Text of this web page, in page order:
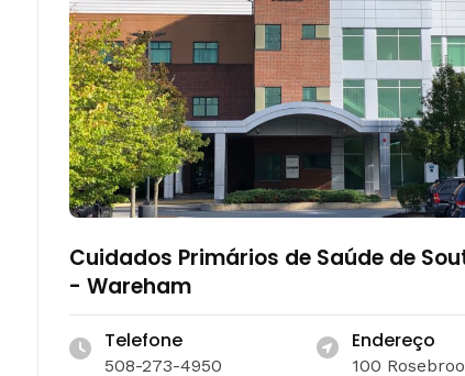
Cuidados Primários de Saúde de
- Wareham
Telefone
508-273-4950
Endereço
100